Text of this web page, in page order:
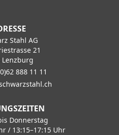
Stahl AG
21
Lenzburg
888 11 11
Donnerstag
/ 13:15–17:15 Uhr